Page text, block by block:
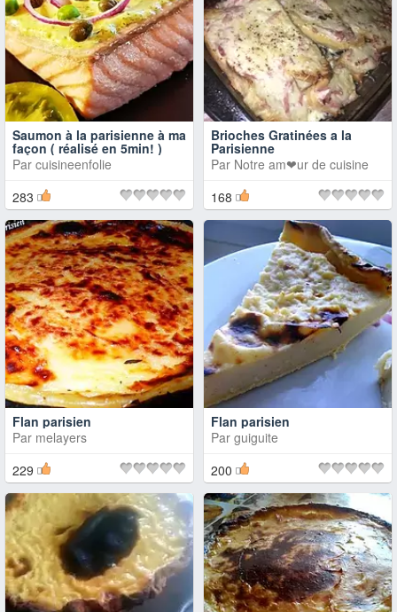
Saumon à la parisienne à ma
façon ( réalisé en 5min! )
Par cuisineenfolie
283
Brioches Gratinées a la
Parisienne
Par Notre am❤ur de cuisine
168
Flan parisien
Par melayers
229
Flan parisien
Par guiguite
200